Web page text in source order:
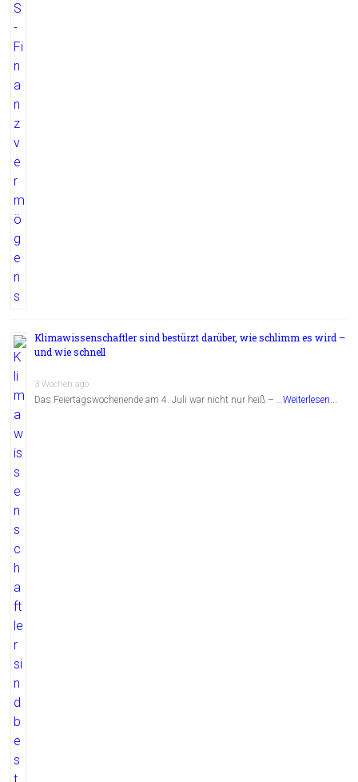
Klimawissenschaftler sind bestürzt darüber, wie schlimm es wird –
und wie schnell
3 Wochen ago
Das Feiertagswochenende am 4. Juli war nicht nur heiß – …Weiterlesen...